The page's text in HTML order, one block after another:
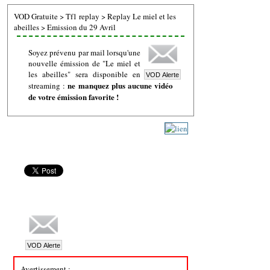
VOD Gratuite>Tf1 replay >Replay Le miel et les
abeilles>Emission du 29 Avril
Soyez prévenu par mail lorsqu'une
nouvelle émission de "Le miel et
les abeilles" sera disponible en
streaming :ne manquez plus aucune vidéo
de votre émission favorite !